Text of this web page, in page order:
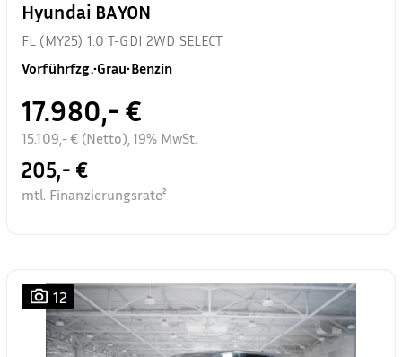
Hyundai BAYON
FL (MY25) 1.0 T-GDI 2WD SELECT
Vorführfzg.•Grau•Benzin
17.980,- €
15.109,- € (Netto), 19% MwSt.
205,- €
mtl. Finanzierungsrate²
12